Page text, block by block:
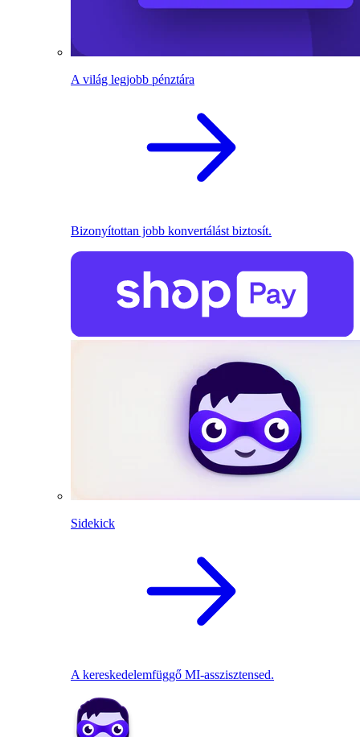
A világ legjobb pénztára
Bizonyítottan jobb konvertálást biztosít.
Sidekick
A kereskedelemfüggő MI-asszisztensed.